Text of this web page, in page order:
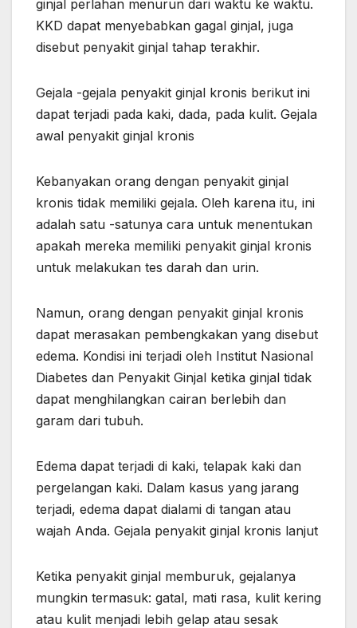
ginjal perlahan menurun dari waktu ke waktu.
KKD dapat menyebabkan gagal ginjal, juga
disebut penyakit ginjal tahap terakhir.
Gejala -gejala penyakit ginjal kronis berikut ini
dapat terjadi pada kaki, dada, pada kulit. Gejala
awal penyakit ginjal kronis
Kebanyakan orang dengan penyakit ginjal
kronis tidak memiliki gejala. Oleh karena itu, ini
adalah satu -satunya cara untuk menentukan
apakah mereka memiliki penyakit ginjal kronis
untuk melakukan tes darah dan urin.
Namun, orang dengan penyakit ginjal kronis
dapat merasakan pembengkakan yang disebut
edema. Kondisi ini terjadi oleh Institut Nasional
Diabetes dan Penyakit Ginjal ketika ginjal tidak
dapat menghilangkan cairan berlebih dan
garam dari tubuh.
Edema dapat terjadi di kaki, telapak kaki dan
pergelangan kaki. Dalam kasus yang jarang
terjadi, edema dapat dialami di tangan atau
wajah Anda. Gejala penyakit ginjal kronis lanjut
Ketika penyakit ginjal memburuk, gejalanya
mungkin termasuk: gatal, mati rasa, kulit kering
atau kulit menjadi lebih gelap atau sesak